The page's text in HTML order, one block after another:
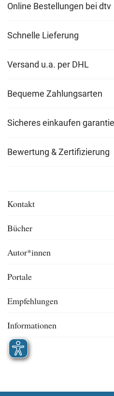
Online Bestellungen bei dtv
Schnelle Lieferung
Versand u.a. per DHL
Bequeme Zahlungsarten
Sicheres einkaufen
Bewertung & Zertifizierung
Kontakt
Bücher
Autor*innen
Portale
Empfehlungen
Informationen